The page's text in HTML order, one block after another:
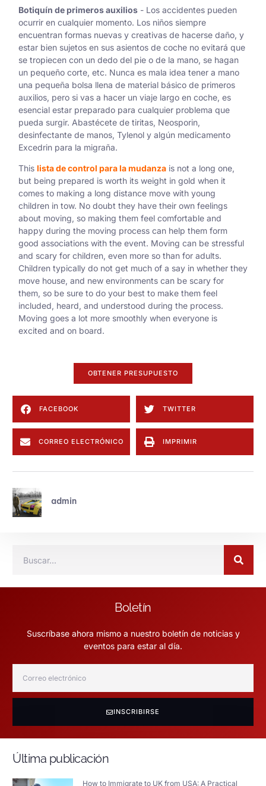
Botiquín de primeros auxilios - Los accidentes pueden
ocurrir en cualquier momento. Los niños siempre
encuentran formas nuevas y creativas de hacerse daño, y
estar bien sujetos en sus asientos de coche no evitará que
se tropiecen con un dedo del pie o de la mano, se hagan
un pequeño corte, etc. Nunca es mala idea tener a mano
una pequeña bolsa llena de material básico de primeros
auxilios, pero si vas a hacer un viaje largo en coche, es
esencial estar preparado para cualquier problema que
pueda surgir. Abastécete de tiritas, Neosporin,
desinfectante de manos, Tylenol y algún medicamento
Excedrin para la migraña.
This lista de control para la mudanza is not a long one,
but being prepared is worth its weight in gold when it
comes to making a long distance move with young
children in tow. No doubt they have their own feelings
about moving, so making them feel comfortable and
happy during the moving process can help them form
good associations with the event. Moving can be stressful
and scary for children, even more so than for adults.
Children typically do not get much of a say in whether they
move house, and new environments can be scary for
them, so be sure to do your best to make them feel
included, heard, and understood during the process.
Moving goes a lot more smoothly when everyone is
excited and on board.
OBTENER PRESUPUESTO
FACEBOOK TWITTER
CORREO ELECTRÓNICO IMPRIMIR
admin
Boletín
Suscríbase ahora mismo a nuestro boletín de noticias y
eventos para estar al día.
INSCRIBIRSE
Última publicación
How to Immigrate to UK from USA: A Practical